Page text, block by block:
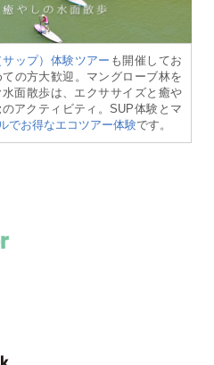
ップ）体験ツアー も開催してお
の方大歓迎。マングローブ林を
面散歩は、エクササイズと癒や
アクティビティ。SUP体験とマ
でお得なエコツアー体験です。